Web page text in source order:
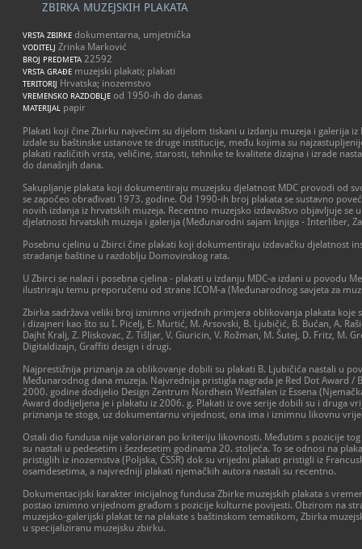
ZBIRKA MUZEJSKIH PLAKATA
VRSTA ZBIRKE dokumentarna, umjetnička
VODITELJ Zrinka Marković
BROJ PREDMETA 22592
VRSTA GRAĐE muzejski plakati; plakati
TERITORIJ Hrvatska; inozemstvo
VREMENSKO RAZDOBLJE od 1950-ih do danas
MATERIJAL papir
Plakati koji čine Zbirku najvećim su dijelom tiskani u izdanju muzeja i galerija
izdale su baštinske ustanove te druge institucije, među kojima su
plakati različitih vrsta, veličine, starosti, tehnike te kvalitete dizajna i izrade
do današnjih dana.
Sakupljanje plakata koji dokumentiraju muzejsku djelatnost MDC provodi od
se započeo obrađivati 1973. godine. Od 1990-ih broj plakata se sustavno
novih izdanja iz hrvatskih muzeja. Recentno muzejsko izdavaštvo objavljuje se
djelatnosti hrvatskih muzeja i galerija (Međunarodni sajam knjiga - Interliber,
Posebnu cjelinu u Zbirci čine plakati koji dokumentiraju izdavačku djelatnost
stradanje baštine u razdoblju Domovinskog rata.
U Zbirci se nalazi i posebna cjelina - plakati u izdanju MDC-a izdani u povodu
ilustriraju temu preporučenu od strane ICOM-a (Međunarodnog savjeta za
Zbirka sadržava veliki broj iznimno vrijednih primjera oblikovanja plakata koje
i dizajneri kao što su I. Picelj, E. Murtić, M. Arsovski, B. Ljubičić, B. Bućan, A.
Dajht Kralj, Z. Pliskovac, Z. Tišljar, V. Giuricin, V. Rožman, M. Šutej, D. Fritz, M.
Digitaldizajn, Graffiti design i drugi.
Najprestižnija priznanja za oblikovanje dobili su plakati B. Ljubičića nastali u
Međunarodnog dana muzeja. Najvrednija pristigla nagrada je Red Dot Award /
2000. godine dodijelio Design Zentrum Nordhein Westfalen iz Essena
Award dodijeljena je i plakatu iz 2006. g. Plakati iz ove serije dobili su i druga
priznanja te stoga, uz dokumentarnu vrijednost, ona ima i iznimnu likovnu
Ostali dio fundusa nije valoriziran po kriteriju likovnosti. Međutim s pozicije
su nastali u pedesetim i šezdesetim godinama 20. stoljeća. To se odnosi na
pristiglih iz inozemstva (Poljska, ČSSR) dok su vrijedni plakati pristigli iz
osamdesetima, a najvredniji plakati njemačkih autora nastali su recentno.
Dokumentacijski karakter inicijalnog fundusa Zbirke muzejskih plakata s
postao iznimno vrijednom građom s pozicije kulturne povijesti. Obzirom na
muzejsko-galerijski plakat te na plakate s baštinskom tematikom, Zbirka
u specijaliziranu muzejsku zbirku.